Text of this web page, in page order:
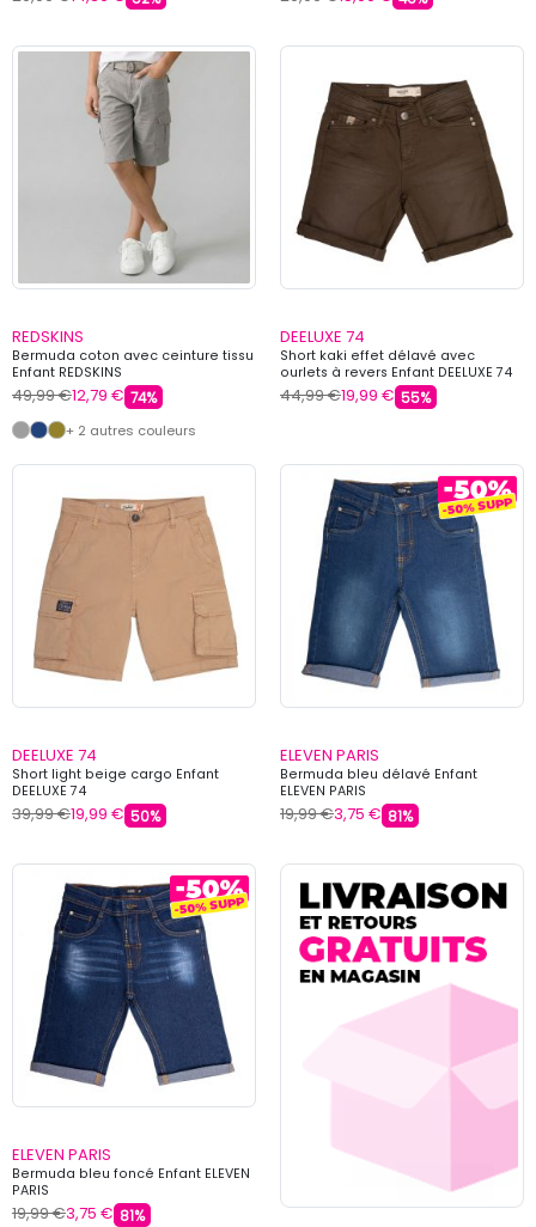
REDSKINS
Bermuda coton avec ceinture tissu
Enfant REDSKINS
49,99 €12,79 € 74%
+ 2 autres couleurs
DEELUXE 74
Short kaki effet délavé avec
ourlets à revers Enfant DEELUXE 74
44,99 €19,99 € 55%
DEELUXE 74
Short light beige cargo Enfant
DEELUXE 74
39,99 €19,99 € 50%
ELEVEN PARIS
Bermuda bleu délavé Enfant
ELEVEN PARIS
19,99 €3,75 € 81%
ELEVEN PARIS
Bermuda bleu foncé Enfant ELEVEN
PARIS
19,99 €3,75 € 81%